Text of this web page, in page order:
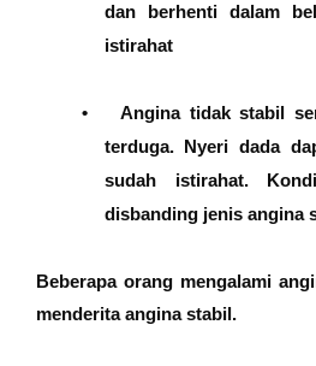
dan berhenti dalam
istirahat
•
Angina tidak stabil
terduga. Nyeri dada
sudah istirahat.
disbanding jenis angina
Beberapa orang mengalami
menderita angina stabil.